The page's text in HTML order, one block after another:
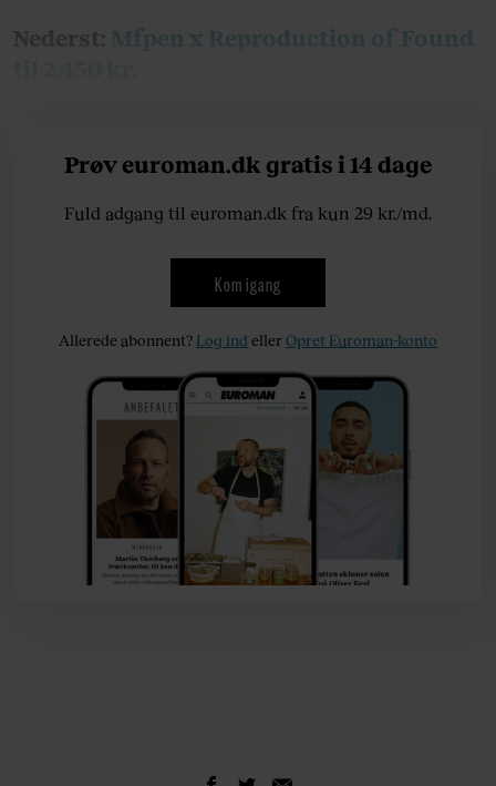
til 2.450 kr.
Prøv euroman.dk gratis i 14 dage
Fuld adgang til euroman.dk fra kun 29 kr./md.
Kom igang
Allerede abonnent? Log ind ellerOpret Euroman-konto